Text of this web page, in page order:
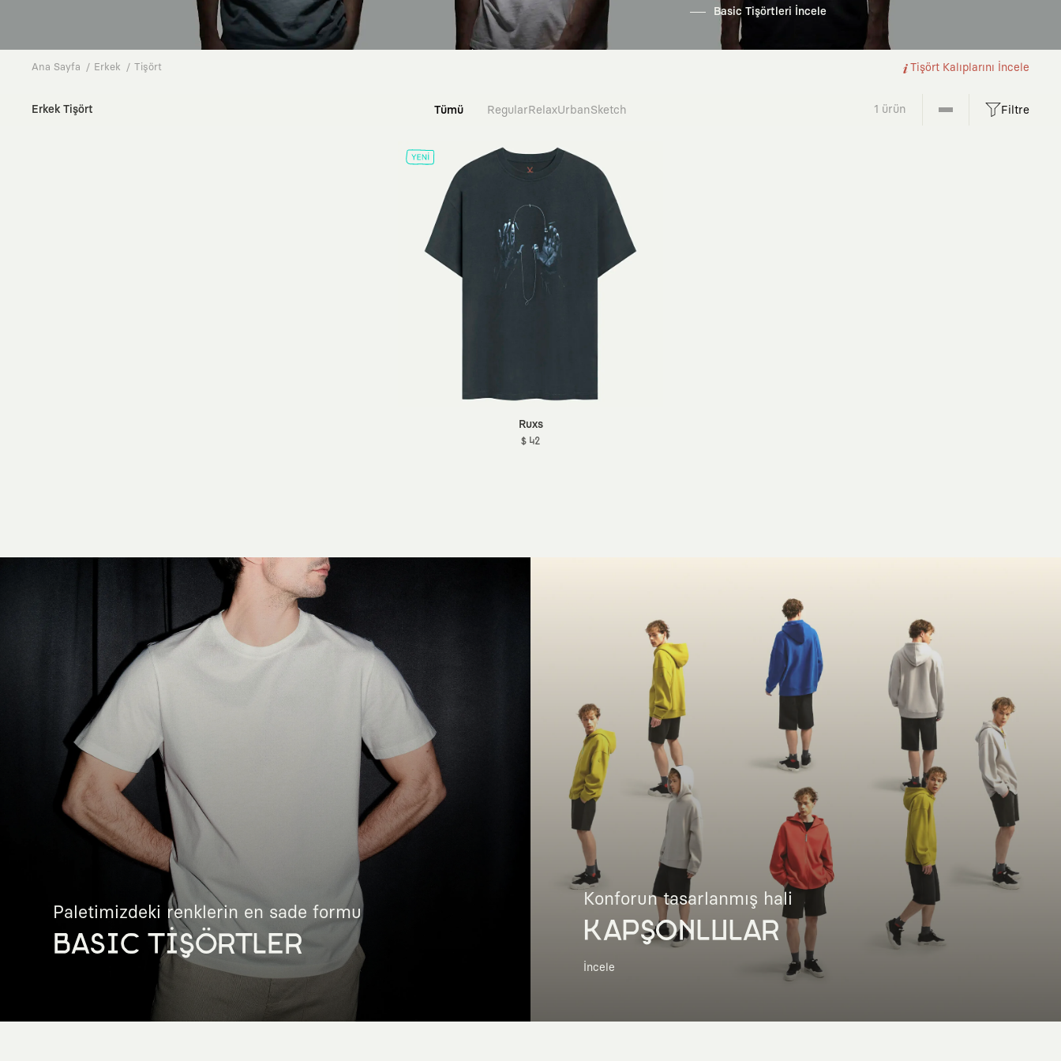
Basic Tişörtleri İncele
Ana Sayfa Erkek Tişört Tişört Kalıplarını İncele
Erkek Tişört Tümü RegularRelaxUrbanSketch 1 ürün Filtre
Ruxs
$ 42
Paletimizdeki renklerin en sade formu
BASIC TİŞÖRTLER
Konforun tasarlanmış hali
KAPŞONLULAR
İncele